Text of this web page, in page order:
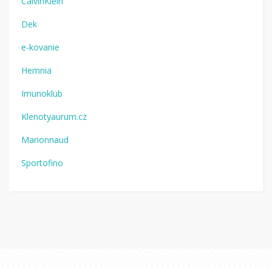
Dek
e-kovanie
Hemnia
Imunoklub
Klenotyaurum.cz
Marionnaud
Sportofino